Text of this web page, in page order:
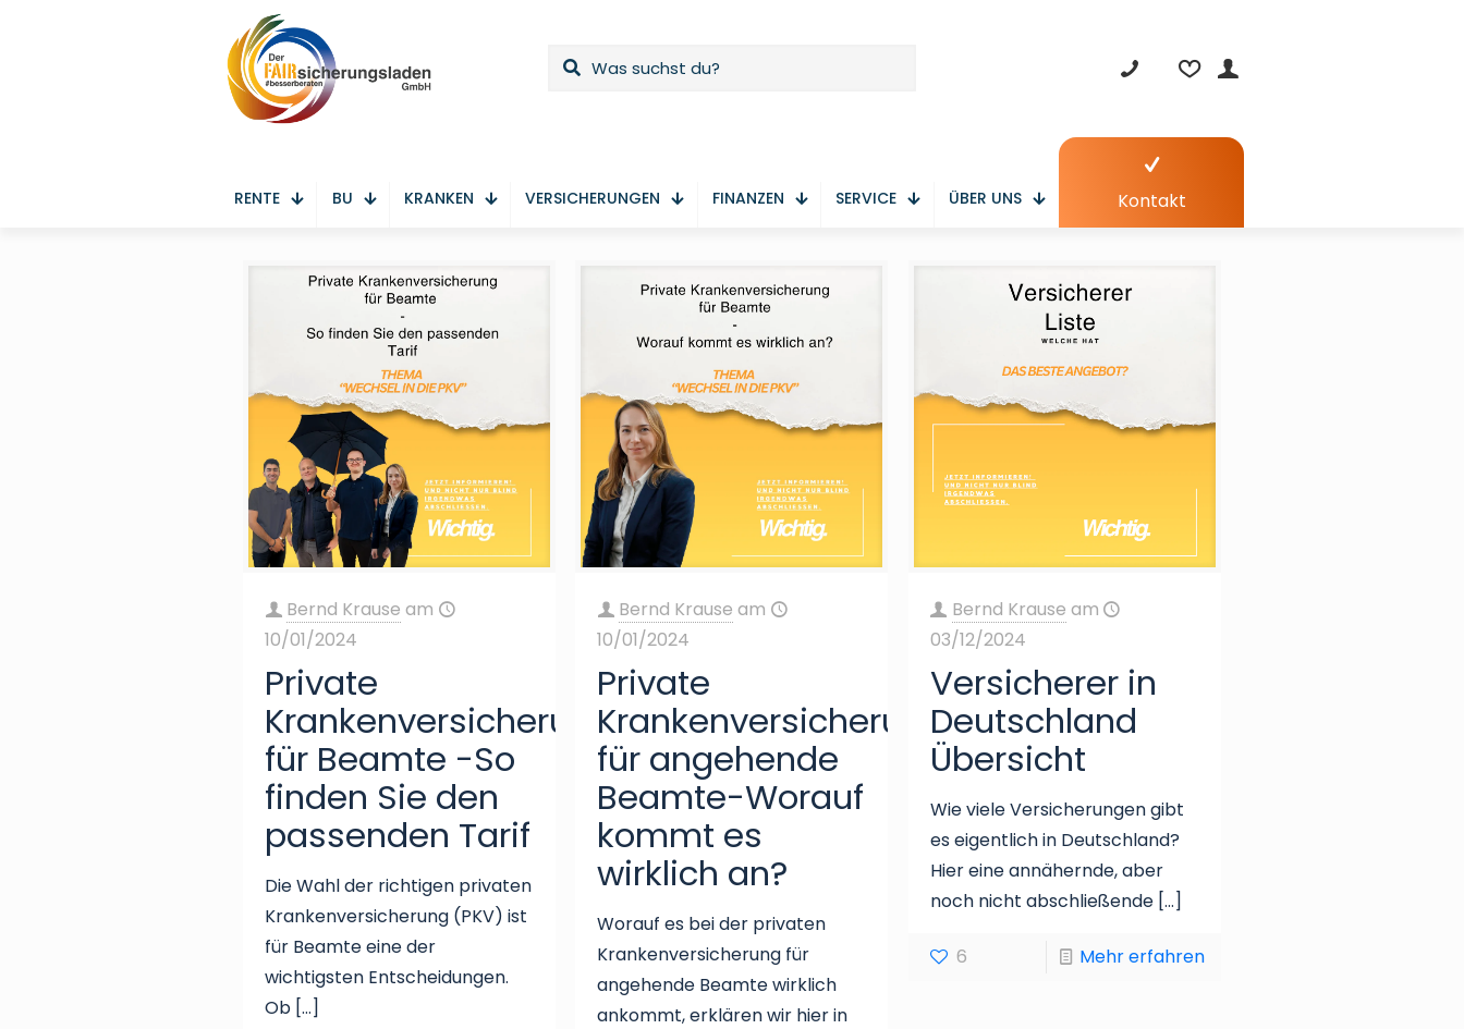
RENTE BU KRANKEN VERSICHERUNGEN FINANZEN SERVICE ÜBER UNS Kontakt
Bernd Krause am
10/01/2024
Private
Krankenversicherung
für Beamte -So
finden Sie den
passenden Tarif
Die Wahl der richtigen privaten
Krankenversicherung (PKV) ist
für Beamte eine der
wichtigsten Entscheidungen.
Ob […]
Bernd Krause am
10/01/2024
Private
Krankenversicherung
für angehende
Beamte-Worauf
kommt es
wirklich an?
Worauf es bei der privaten
Krankenversicherung für
angehende Beamte wirklich
ankommt, erklären wir hier in
Bernd Krause am
03/12/2024
Versicherer in
Deutschland
Übersicht
Wie viele Versicherungen gibt
es eigentlich in Deutschland?
Hier eine annähernde, aber
noch nicht abschließende[…]
6 Mehr erfahren